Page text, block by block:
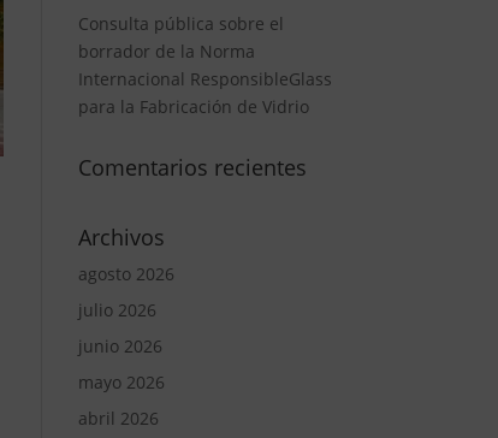
Consulta pública sobre el
borrador de la Norma
Internacional ResponsibleGlass
para la Fabricación de Vidrio
Comentarios recientes
Archivos
agosto 2026
julio 2026
junio 2026
mayo 2026
abril 2026